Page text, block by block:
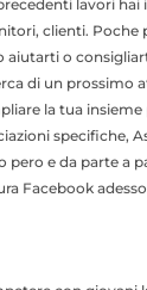
lavori
clienti.
aiutarti o
di un prossimo
la tua insieme
specifiche,
pero e da parte a
Facebook